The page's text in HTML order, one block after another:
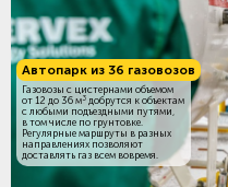
Автопарк из 36 газовозов
Газовозы с цистернами объемом
от 12 до 36 м3 добрутся к объектам
c любыми подъездными путями,
в том числе по грунтовке.
Регулярные маршруты в разных
направлениях позволяют
доставлять газ всем вовремя.